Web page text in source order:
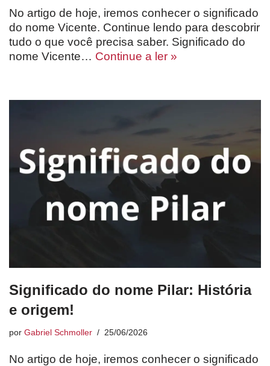
No artigo de hoje, iremos conhecer o significado
do nome Vicente. Continue lendo para descobrir
tudo o que você precisa saber. Significado do
nome Vicente… Continue a ler »
Significado do nome Pilar: História
e origem!
por Gabriel Schmoller 25/06/2026
No artigo de hoje, iremos conhecer o significado